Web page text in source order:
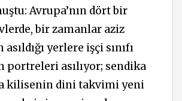
Avrupa’nın dört bir
bir zamanlar aziz
yerlere işçi sınıfı
portreleri asılıyor; sendika
kilisenin dini takvimi yeni